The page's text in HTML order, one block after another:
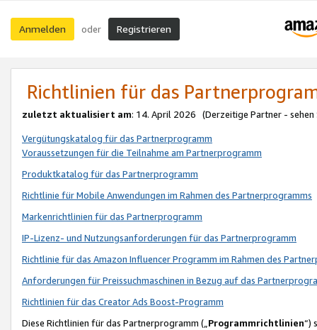
Anmelden oder Registrieren
Richtlinien für das
zuletzt aktualisiert am: 14. April 2026 (Derzeitige Partner - sehen
Vergütungskatalog für das Partnerprogramm
Voraussetzungen für die Teilnahme am Partnerprogramm
Produktkatalog für das Partnerprogramm
Richtlinie für Mobile Anwendungen im Rahmen des Partnerprogramms
Markenrichtlinien für das Partnerprogramm
IP-Lizenz- und Nutzungsanforderungen für das Partnerprogramm
Richtlinie für das Amazon Influencer Programm im Rahmen des
Anforderungen für Preissuchmaschinen in Bezug auf das
Richtlinien für das Creator Ads Boost-Programm
Diese Richtlinien für das Partnerprogramm („Programmrichtlinien“)